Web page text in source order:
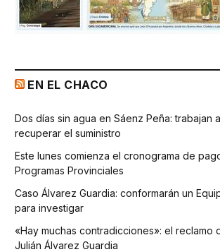
EN EL CHACO
Dos días sin agua en Sáenz Peña: trabajan
recuperar el suministro
Este lunes comienza el cronograma de
Programas Provinciales
Caso Álvarez Guardia: conformarán un
para investigar
«Hay muchas contradicciones»: el reclamo
Julián Álvarez Guardia